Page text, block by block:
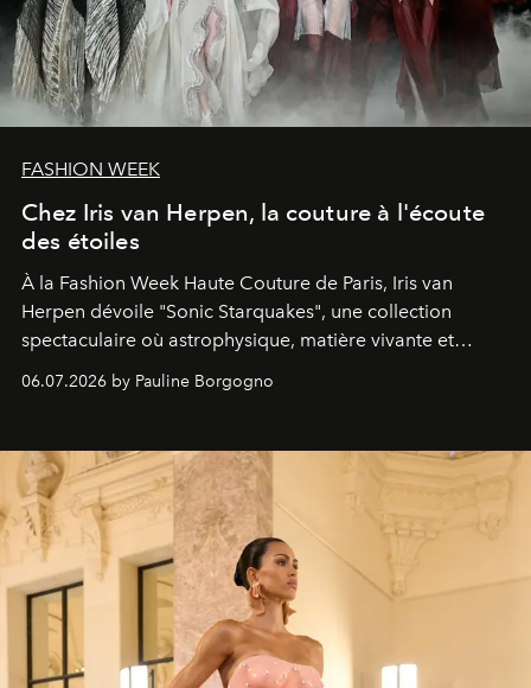
FASHION WEEK
Chez Iris van Herpen, la couture à l'écoute
des étoiles
À la Fashion Week Haute Couture de Paris, Iris van
Herpen dévoile "Sonic Starquakes", une collection
spectaculaire où astrophysique, matière vivante et
du corps en résonance avec l'univers.
06.07.2026 by Pauline Borgogno